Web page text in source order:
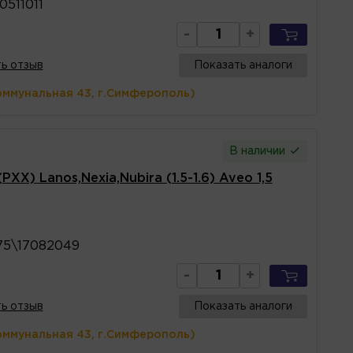
- +
отзыв Показать аналоги
43, г.Симферополь)
В наличии
Lanos,Nexia,Nubira (1.5-1.6) Aveo 1,5
- +
отзыв Показать аналоги
43, г.Симферополь)